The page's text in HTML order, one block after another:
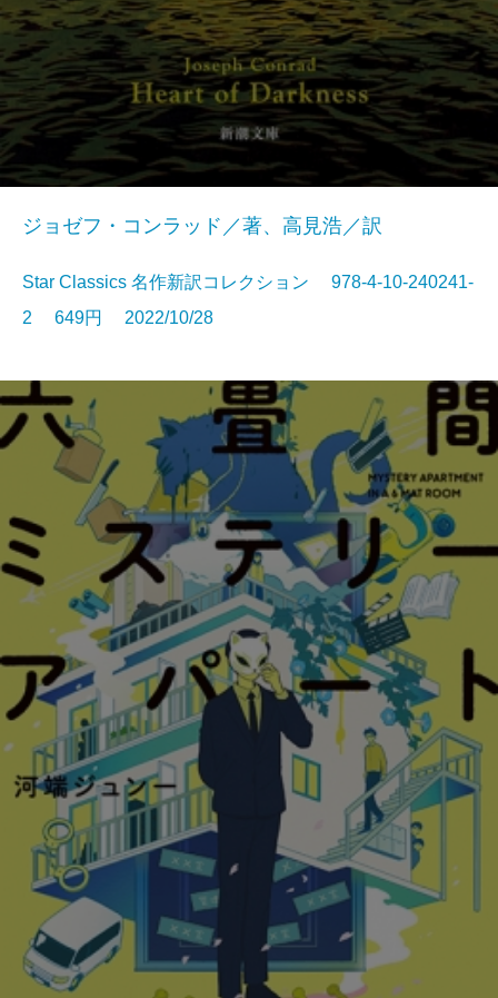
ジョゼフ・コンラッド／著、高見浩／訳
Star Classics 名作新訳コレクション 978-4-10-240241-
2 649円 2022/10/28